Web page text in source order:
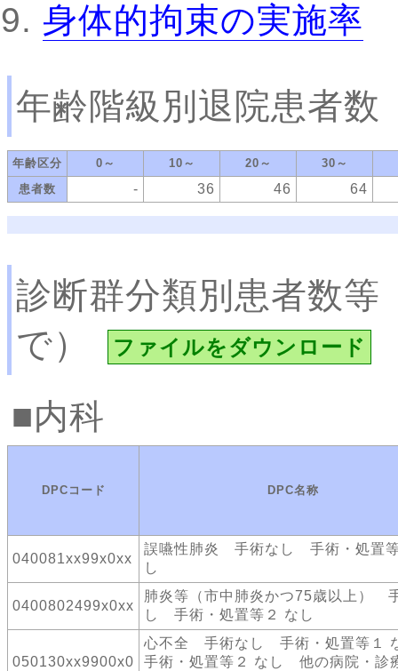
身体的拘束の実施率
年齢階級別退院患者数
年齢区分 0～ 10～ 20～ 30～
患者数
- 36 46 64
診断群分類別患者数等
で）
ファイルをダウンロード
内科
DPCコード DPC名称
040081xx99x0xx
誤嚥性肺炎 手術なし 手術・処置
し
0400802499x0xx
肺炎等（市中肺炎かつ75歳以上）
し 手術・処置等２ なし
050130xx9900x0
心不全 手術なし 手術・処置等
手術・処置等２ なし 他の病院・診